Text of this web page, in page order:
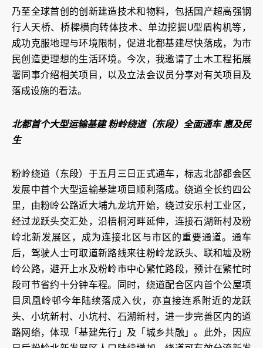
乃至全球首创的创新建造技术和物料，包括国产超高强钢
行人天桥、桥樑横向转体技术、单边挖掘U型盾构机等，
成功克服地理与环境限制，促进北都基建尽快落成，为市
民创造更理想的生活环境。今次，我邀请了土木工程拓展
署同事介绍相关项目，以及立法会议员分享对有关项目及
落成设施的看法。
北都首个大型运输基建 粉岭绕道（东段）全面通车 惠及民
生
粉岭绕道（东段）于五月三日正式通车，标志北部都会区
发展中首个大型运输基建项目顺利落成。绕道全长约四公
里，由粉岭公路近大埔九龙坑开始，绕过安乐村工业区，
经过龙跃头交汇处，沿梧桐河畔延伸，连接石湖新村及粉
岭北新发展区，成为连接北区与市区的重要通道。通车
后，驾驶人士可取道新路线来往粉岭龙跃头、联和墟及粉
岭公路，避开上水及粉岭市中心繁忙路段，预计在繁忙时
段可节省约十分钟车程。同时，绕道配合区内首个公屋项
目凤凰岭邨今年陆续落成入伙，亦直接连系附近的龙跃
头、小坑新村、小坑村、石湖新村，进一步完善区内的道
路网络，体现「基建先行」及「城乡共融」。此外，因应